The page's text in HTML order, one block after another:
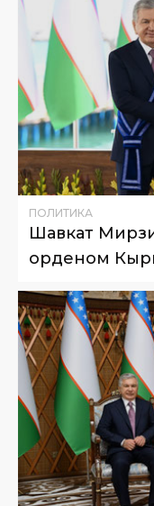
ПОЛИТИКА
Шавкат
орденом